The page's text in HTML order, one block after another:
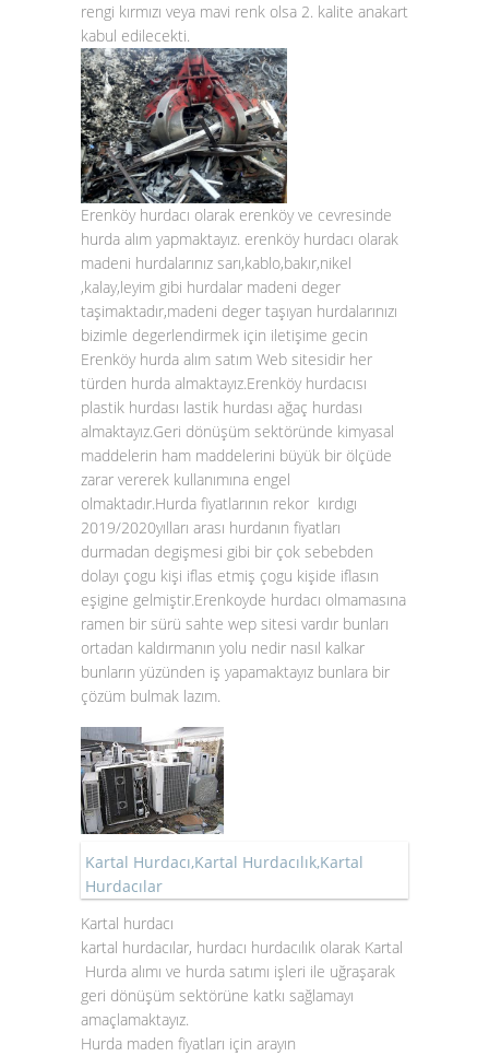
rengi kırmızı veya mavi renk olsa 2. kalite anakart
kabul edilecekti.
Erenköy hurdacı olarak erenköy ve cevresinde
hurda alım yapmaktayız. erenköy hurdacı olarak
madeni hurdalarınız sarı,kablo,bakır,nikel
,kalay,leyim gibi hurdalar madeni deger
taşimaktadır,madeni deger taşıyan hurdalarınızı
bizimle degerlendirmek için iletişime gecin
Erenköy hurda alım satım Web sitesidir her
türden hurda almaktayız.Erenköy hurdacısı
plastik hurdası lastik hurdası ağaç hurdası
almaktayız.Geri dönüşüm sektöründe kimyasal
maddelerin ham maddelerini büyük bir ölçüde
zarar vererek kullanımına engel
olmaktadır.Hurda fiyatlarının rekor kırdıgı
2019/2020yılları arası hurdanın fiyatları
durmadan degişmesi gibi bir çok sebebden
dolayı çogu kişi iflas etmiş çogu kişide iflasın
eşigine gelmiştir.Erenkoyde hurdacı olmamasına
ramen bir sürü sahte wep sitesi vardır bunları
ortadan kaldırmanın yolu nedir nasıl kalkar
bunların yüzünden iş yapamaktayız bunlara bir
çözüm bulmak lazım.
Kartal Hurdacı,Kartal Hurdacılık,Kartal
Hurdacılar
Kartal hurdacı
kartal hurdacılar, hurdacı hurdacılık olarak Kartal
Hurda alımı ve hurda satımı işleri ile uğraşarak
geri dönüşüm sektörüne katkı sağlamayı
amaçlamaktayız.
Hurda maden fiyatları için arayın